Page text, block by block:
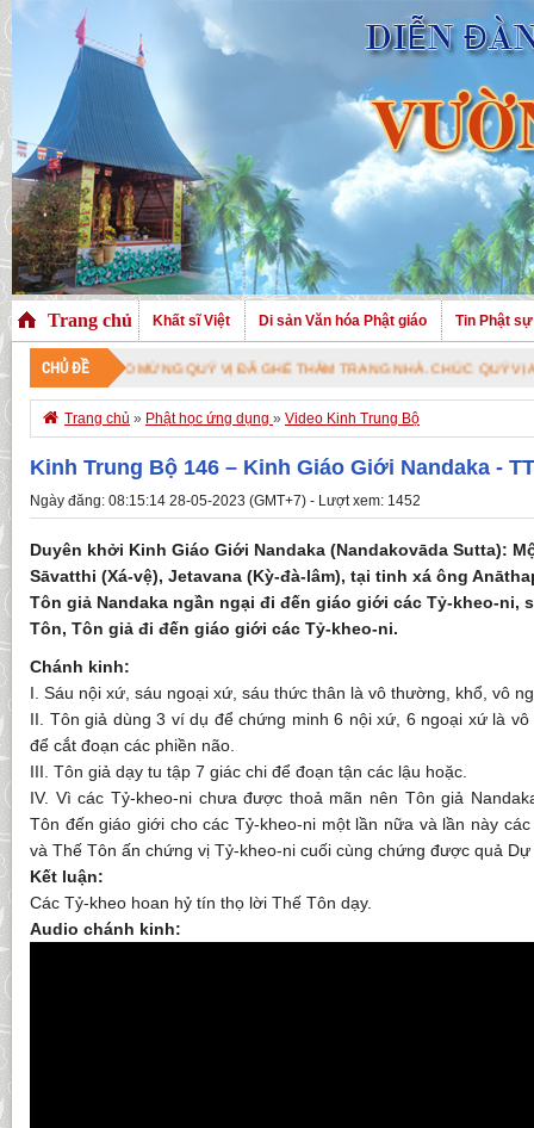
Trang chủ Khất sĩ Việt Di sản Văn hóa Phật giáo Tin Phật sự
CHỦ ĐỀ
CHÀO MỪNG QUÝ VỊ ĐÃ GHÉ THĂM TRANG NHÀ. CHÚC QUÝ VỊ AN VUI VỚI
 Trang chủ » Phật học ứng dụng » Video Kinh Trung Bộ
Kinh Trung Bộ 146 – Kinh Giáo Giới Nandaka -
Ngày đăng: 08:15:14 28-05-2023 (GMT+7) - Lượt xem: 1452
Duyên khởi Kinh Giáo Giới Nandaka (Nandakovāda Sutta):
Sāvatthi (Xá-vệ), Jetavana (Kỳ-đà-lâm), tại tinh xá ông
Tôn giả Nandaka ngần ngại đi đến giáo giới các Tỷ-kheo-ni,
Tôn, Tôn giả đi đến giáo giới các Tỷ-kheo-ni.
Chánh kinh:
I. Sáu nội xứ, sáu ngoại xứ, sáu thức thân là vô thường, khổ, vô
II. Tôn giả dùng 3 ví dụ để chứng minh 6 nội xứ, 6 ngoại xứ là
để cắt đoạn các phiền não.
III. Tôn giả dạy tu tập 7 giác chi để đoạn tận các lậu hoặc.
IV. Vì các Tỷ-kheo-ni chưa được thoả mãn nên Tôn giả
Tôn đến giáo giới cho các Tỷ-kheo-ni một lần nữa và lần này
và Thế Tôn ấn chứng vị Tỷ-kheo-ni cuối cùng chứng được quả
Kết luận:
Các Tỷ-kheo hoan hỷ tín thọ lời Thế Tôn dạy.
Audio chánh kinh: